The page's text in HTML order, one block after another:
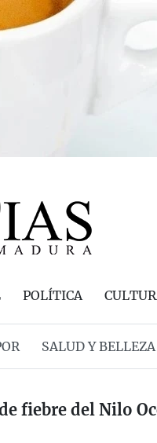
POLÍTICA
SALUD Y BELLEZA
fiebre del Nilo